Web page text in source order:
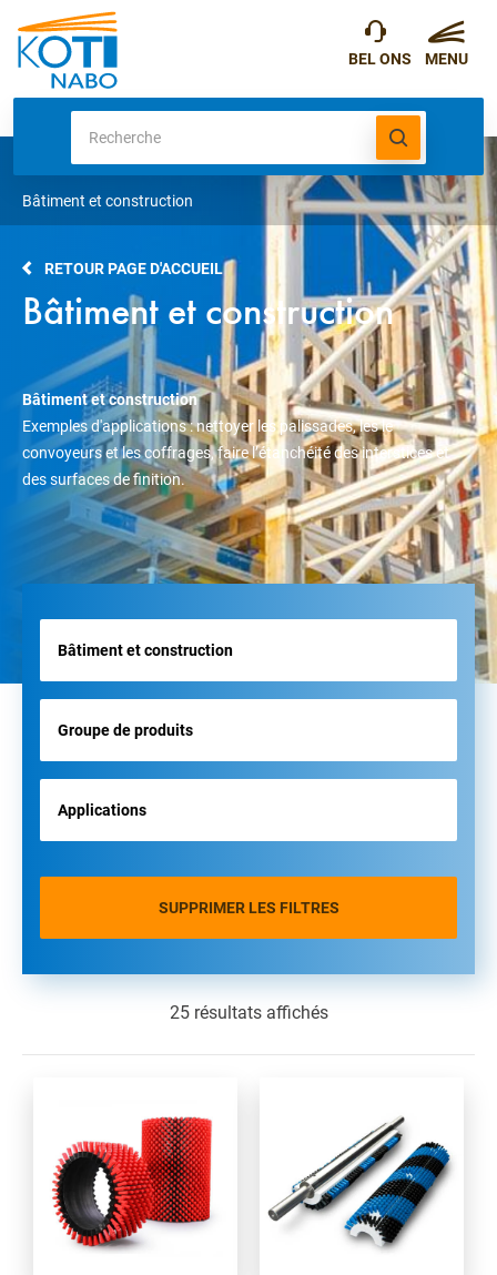
Bâtiment et construction
RETOUR PAGE D'ACCUEIL
Bâtiment et construction
Bâtiment et construction
Exemples d'applications : nettoyer les palissades, les le
convoyeurs et les coffrages, faire l’étanchéité des interstices et
des surfaces de finition.
SUPPRIMER LES FILTRES
25 résultats affichés